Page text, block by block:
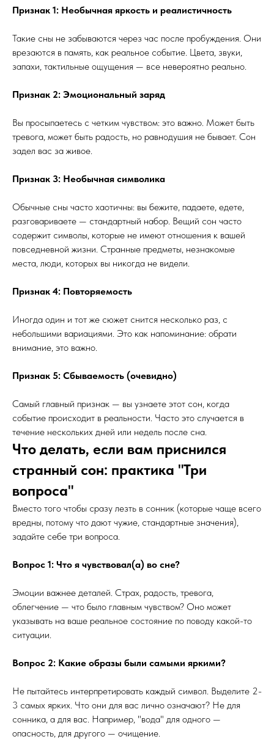
Признак 1: Необычная яркость и реалистичность
Такие сны не забываются через час после пробуждения. Они
врезаются в память, как реальное событие. Цвета, звуки,
запахи, тактильные ощущения — все невероятно реально.
Признак 2: Эмоциональный заряд
Вы просыпаетесь с четким чувством: это важно. Может быть
тревога, может быть радость, но равнодушия не бывает. Сон
задел вас за живое.
Признак 3: Необычная символика
Обычные сны часто хаотичны: вы бежите, падаете, едете,
разговариваете — стандартный набор. Вещий сон часто
содержит символы, которые не имеют отношения к вашей
повседневной жизни. Странные предметы, незнакомые
места, люди, которых вы никогда не видели.
Признак 4: Повторяемость
Иногда один и тот же сюжет снится несколько раз, с
небольшими вариациями. Это как напоминание: обрати
внимание, это важно.
Признак 5: Сбываемость (очевидно)
Самый главный признак — вы узнаете этот сон, когда
событие происходит в реальности. Часто это случается в
течение нескольких дней или недель после сна.
Что делать, если вам приснился
странный сон: практика "Три
вопроса"
Вместо того чтобы сразу лезть в сонник (которые чаще всего
вредны, потому что дают чужие, стандартные значения),
задайте себе три вопроса.
Вопрос 1: Что я чувствовал(а) во сне?
Эмоции важнее деталей. Страх, радость, тревога,
облегчение — что было главным чувством? Оно может
указывать на ваше реальное состояние по поводу какой-то
ситуации.
Вопрос 2: Какие образы были самыми яркими?
Не пытайтесь интерпретировать каждый символ. Выделите 2-
3 самых ярких. Что они для вас лично означают? Не для
сонника, а для вас. Например, "вода" для одного —
опасность, для другого — очищение.